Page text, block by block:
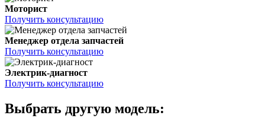
Моторист
Получить консультацию
Менеджер отдела запчастей
Получить консультацию
Электрик-диагност
Получить консультацию
Выбрать другую модель: